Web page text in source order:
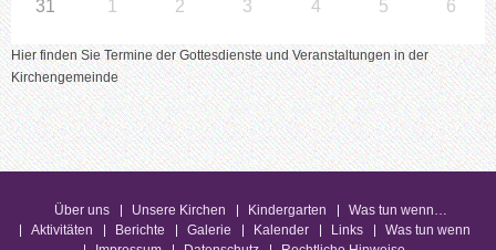
31 1 2 3 4 5 6
Hier finden Sie Termine der Gottesdienste und Veranstaltungen in der
Kirchengemeinde
Über uns Unsere Kirchen Kindergarten
Was tun wenn…
Aktivitäten
Berichte Galerie Kalender Links
Was tun wenn